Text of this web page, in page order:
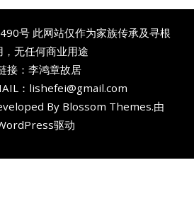
号 此网站仅作为家族传承及寻根
，无任何商业用途
接： 李鸿章故居
：lishefei@gmail.com
By Blossom Themes.由
驱动